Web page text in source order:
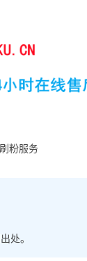
刷粉服务
处。